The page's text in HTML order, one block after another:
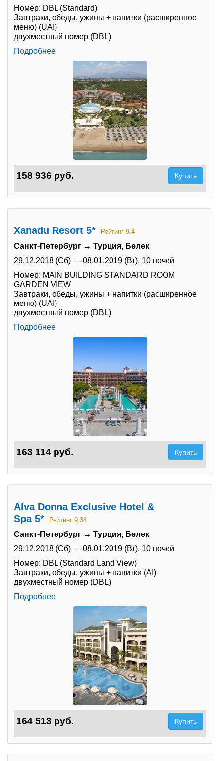
Номер: DBL (Standard)
Завтраки, обеды, ужины + напитки (расширенное
меню) (UAI)
двухместный номер (DBL)
Подробнее
158 936 руб. Купить
Xanadu Resort 5* Рейтинг 9.4
Санкт-Петербург → Турция, Белек
29.12.2018 (Сб) — 08.01.2019 (Вт), 10 ночей
Номер: MAIN BUILDING STANDARD ROOM
GARDEN VIEW
Завтраки, обеды, ужины + напитки (расширенное
меню) (UAI)
двухместный номер (DBL)
Подробнее
163 114 руб. Купить
Alva Donna Exclusive Hotel &
Spa 5*
Рейтинг 9.34
Санкт-Петербург → Турция, Белек
29.12.2018 (Сб) — 08.01.2019 (Вт), 10 ночей
Номер: DBL (Standard Land View)
Завтраки, обеды, ужины + напитки (AI)
двухместный номер (DBL)
Подробнее
164 513 руб. Купить